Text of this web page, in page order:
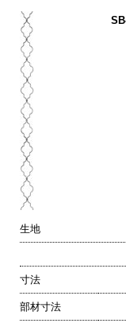
生地
寸法
部材寸法